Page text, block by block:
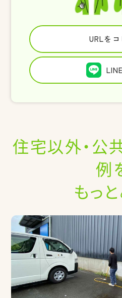
URLを
住宅以外・公
例
もっ